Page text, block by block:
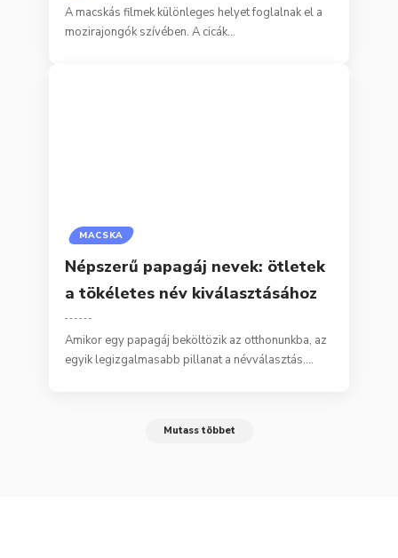
A macskás filmek különleges helyet foglalnak el a
mozirajongók szívében. A cicák…
MACSKA
Népszerű papagáj nevek: ötletek
a tökéletes név kiválasztásához
Amikor egy papagáj beköltözik az otthonunkba, az
egyik legizgalmasabb pillanat a névválasztás.…
Mutass többet